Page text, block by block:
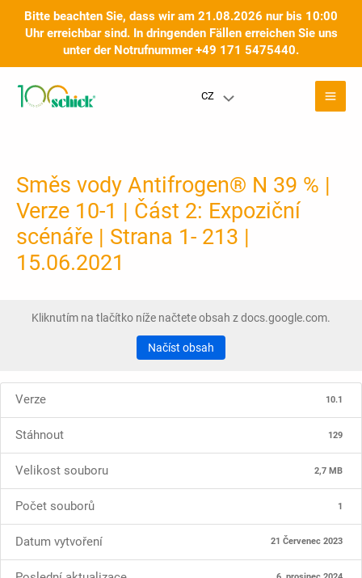
Bitte beachten Sie, dass wir am 21.08.2026 nur bis 10:00
Uhr erreichbar sind. In dringenden Fällen erreichen Sie uns
unter der Notrufnummer +49 171 5475440.
obsah
CZ Přepínač
Směs vody Antifrogen® N 39 % |
Verze 10-1 | Část 2: Expoziční
scénáře | Strana 1- 213 |
15.06.2021
Kliknutím na tlačítko níže načtete obsah z docs.google.com.
Načíst obsah
Verze 10.1
Stáhnout 129
Velikost souboru 2,7 MB
Počet souborů 1
Datum vytvoření 21 Červenec 2023